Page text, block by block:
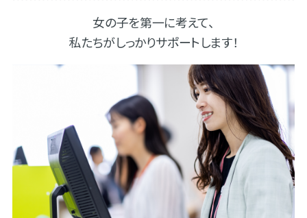
女の子を第一に考えて、
私たちがしっかりサポートします！